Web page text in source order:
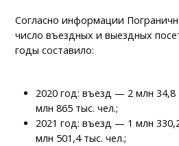
Согласно информации
число въездных и выездных
годы составило:
2020 год: въезд — 2 млн
млн 865 тыс. чел.;
2021 год: въезд — 1 млн
млн 501,4 тыс. чел.;